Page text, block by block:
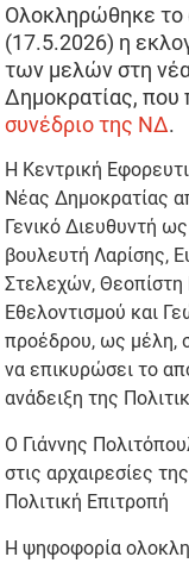
Ολοκληρώθηκε το
(17.5.2026) η
των μελών στη
Δημοκρατίας, που
συνέδριο της ΝΔ.
Η Κεντρική
Νέας Δημοκρατίας
Γενικό Διευθυντή
βουλευτή Λαρίσης,
Στελεχών, Θεοπίστη
Εθελοντισμού και
προέδρου, ως μέλη,
να επικυρώσει το
ανάδειξη της
Ο Γιάννης
στις αρχαιρεσίες
Πολιτική Επιτροπή
Η ψηφοφορία